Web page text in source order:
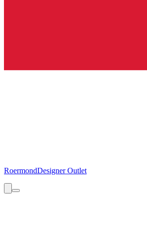
RoermondDesigner Outlet